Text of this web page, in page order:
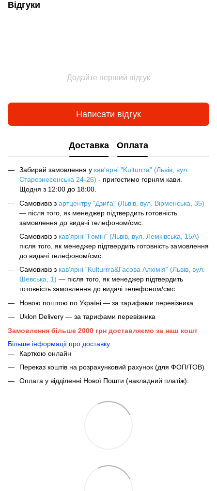
Відгуки
Додайте перший відгук
Написати відгук
Доставка Оплата
Забирай замовлення у кав‘ярні "Kulturrra" (Львів, вул.
Старознесенська 24-26) - пригостимо горням кави.
Щодня з 12:00 до 18:00.
Самовивіз з артцентру "Дзиґа" (Львів, вул. Вірменська, 35)
— після того, як менеджер підтвердить готовність
замовлення до видачі телефоном/смс.
Самовивіз з кав'ярні "Гомін" (Львів, вул. Лемківська, 15А) —
після того, як менеджер підтвердить готовність замовлення
до видачі телефоном/смс.
Самовивіз з кав'ярні "Kulturrra&Гасова Алхімія" (Львів, вул.
Шевська, 1) — після того, як менеджер підтвердить
готовність замовлення до видачі телефоном/смс.
Новою поштою по Україні — за тарифами перевізника.
Uklon Delivery — за тарифами перевізника
Замовлення більше 2000 грн доставляємо за наш кошт
Більше інформації про доставку
Карткою онлайн
Переказ коштів на розрахунковий рахунок (для ФОП/ТОВ)
Оплата у відділенні Нової Пошти (накладний платіж).